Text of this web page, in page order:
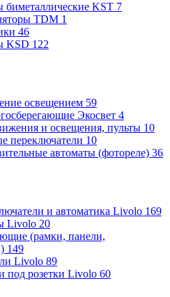
биметаллические KST 7
TDM 1
46
KSD 122
освещением 59
Экосвет 4
и освещения, пульты 10
переключатели 10
автоматы (фотореле) 36
и автоматика Livolo 169
Livolo 20
(рамки, панели,
149
Livolo 89
под розетки Livolo 60